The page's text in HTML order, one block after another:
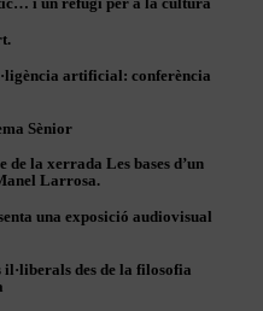
i un refugi per a la cultura
artificial: conferència
Sènior
la xerrada Les bases d’un
Larrosa.
una exposició audiovisual
il·liberals des de la filosofia